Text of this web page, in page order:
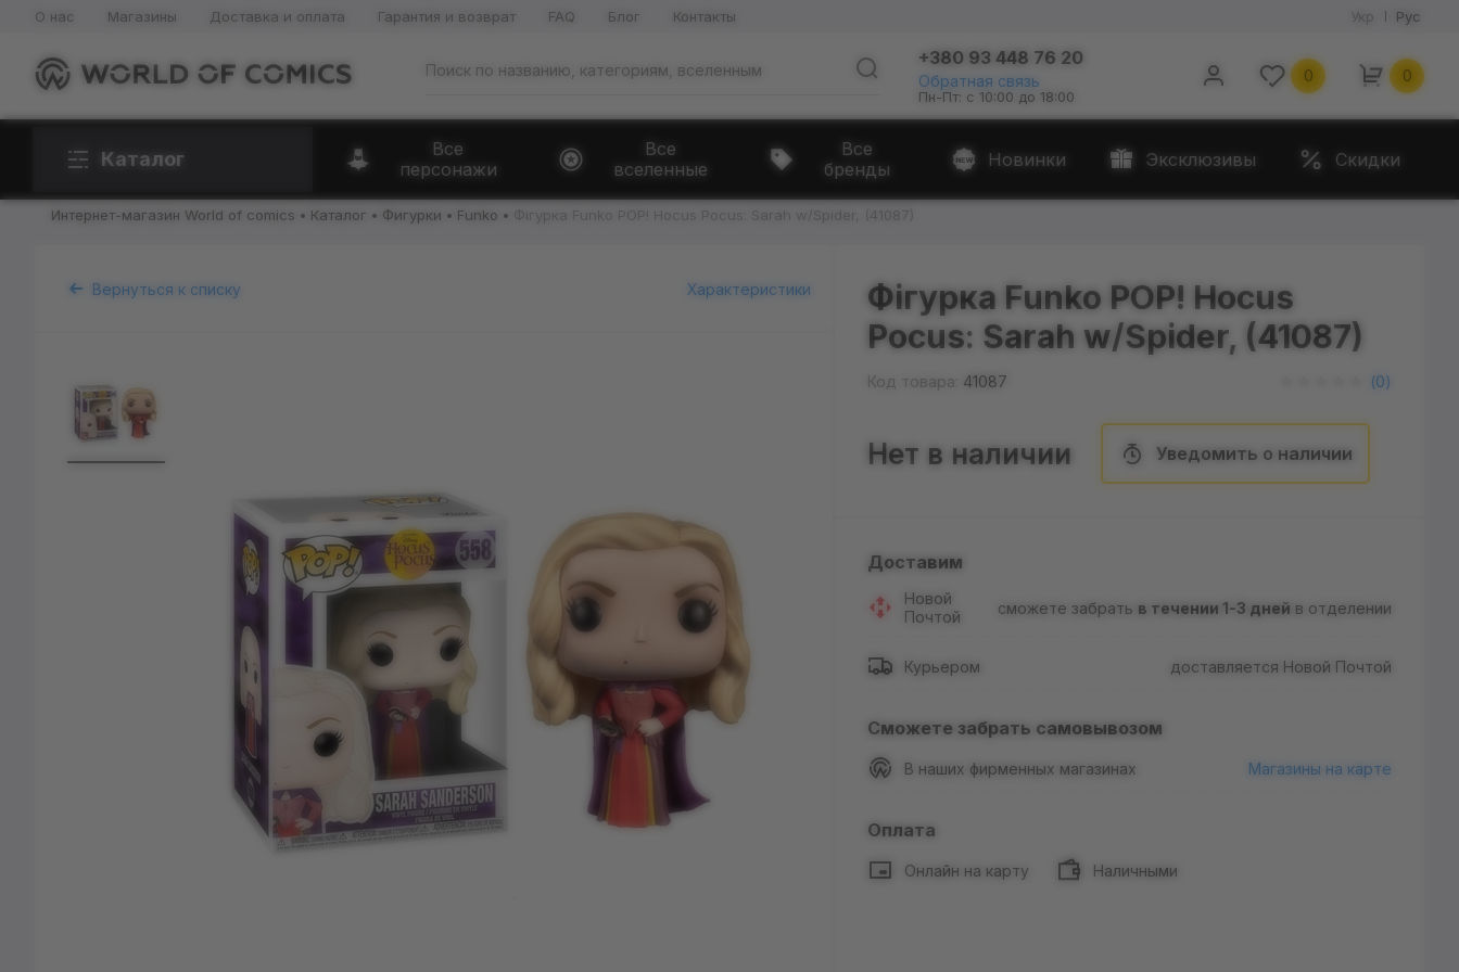
О нас Магазины Доставка и оплата Гарантия и возврат FAQ Блог Контакты Укр Рус
+380 93 448 76 20
Обратная связь
Пн-Пт: с 10:00 до 18:00
0 0
Каталог
Все
персонажи
Все
вселенные
Все
бренды
Новинки Эксклюзивы Скидки
Интернет-магазин World of comics Каталог Фигурки Funko Фігурка Funko POP! Hocus Pocus: Sarah w/Spider, (41087)
Вернуться к списку Характеристики
Фігурка Funko POP! Hocus
Pocus: Sarah w/Spider, (41087)
Код товара: 41087 (0)
Нет в наличии Уведомить о наличии
Доставим
Новой
Почтой
сможете забрать в течении 1-3 дней в отделении
Курьером доставляется Новой Почтой
Сможете забрать самовывозом
В наших фирменных магазинах Магазины на карте
Оплата
Онлайн на карту Наличными